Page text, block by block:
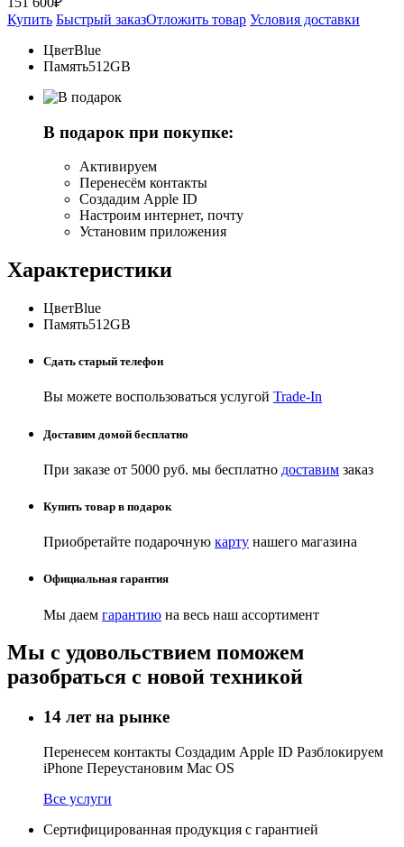
Купить Быстрый заказОтложить товар Условия доставки
ЦветBlue
Память512GB
В подарок при покупке:
Активируем
Перенесём контакты
Создадим Apple ID
Настроим интернет, почту
Установим приложения
Характеристики
ЦветBlue
Память512GB
Сдать старый телефон
Вы можете воспользоваться услугой Trade-In
Доставим домой бесплатно
При заказе от 5000 руб. мы бесплатно доставим заказ
Купить товар в подарок
Приобретайте подарочную карту нашего магазина
Официальная гарантия
Мы даем гарантию на весь наш ассортимент
Мы с удовольствием поможем
разобраться с новой техникой
14 лет на рынке
Перенесем контакты Создадим Apple ID Разблокируем
iPhone Переустановим Mac OS
Все услуги
Сертифицированная продукция с гарантией